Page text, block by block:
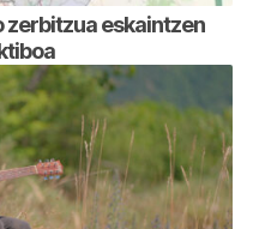
zerbitzua eskaintzen